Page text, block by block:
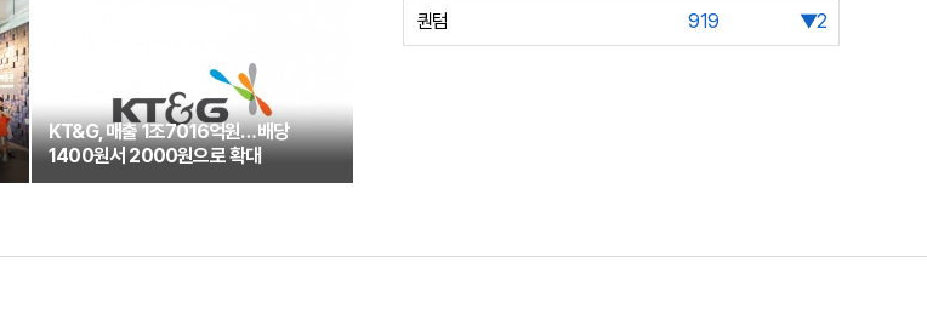
KT&G, 매출 1조7016억원…배당
1400원서 2000원으로 확대
퀀텀 919 ▼2